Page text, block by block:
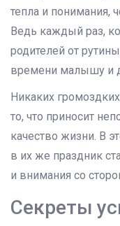
тепла и понимания,
Ведь каждый раз,
родителей от
времени малышу и
Никаких
то, что приносит
качество жизни. В
в их же праздник
и внимания со
Секреты